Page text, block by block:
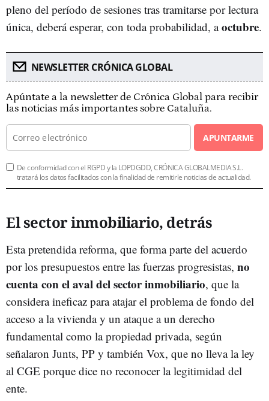
pleno del período de sesiones tras tramitarse por lectura
única, deberá esperar, con toda probabilidad, aoctubre.
NEWSLETTER CRÓNICA GLOBAL
Apúntate a la newsletter de Crónica Global para recibir
las noticias más importantes sobre Cataluña.
APUNTARME
De conformidad con el RGPD y la LOPDGDD, CRÓNICA GLOBALMEDIA S.L.
tratará los datos facilitados con la finalidad de remitirle noticias de actualidad.
El sector inmobiliario, detrás
Esta pretendida reforma, que forma parte del acuerdo
por los presupuestos entre las fuerzas progresistas, no
cuenta con el aval del sector inmobiliario, que la
considera ineficaz para atajar el problema de fondo del
acceso a la vivienda y un ataque a un derecho
fundamental como la propiedad privada, según
señalaron Junts, PP y también Vox, que no lleva la ley
al CGE porque dice no reconocer la legitimidad del
ente.